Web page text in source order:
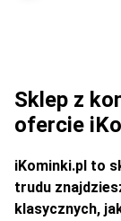
Sklep z
ofercie
iKominki.pl to
trudu
klasycznych,